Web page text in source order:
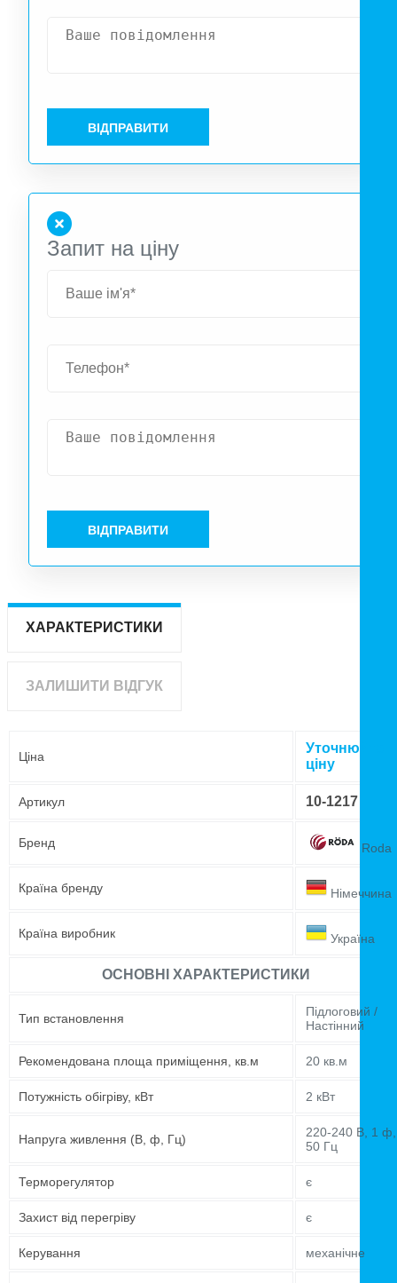
ВІДПРАВИТИ
Запит на ціну
ВІДПРАВИТИ
ХАРАКТЕРИСТИКИ
ЗАЛИШИТИ ВІДГУК
Ціна
Уточнюйте
ціну
Артикул 10-1217
Бренд Roda
Країна бренду Німеччина
Країна виробник Україна
ОСНОВНІ ХАРАКТЕРИСТИКИ
Тип встановлення
Підлоговий /
Настінний
Рекомендована площа приміщення, кв.м 20 кв.м
Потужність обігріву, кВт 2 кВт
Напруга живлення (В, ф, Гц)
220-240 В, 1 ф,
50 Гц
Терморегулятор є
Захист від перегріву є
Керування механічне